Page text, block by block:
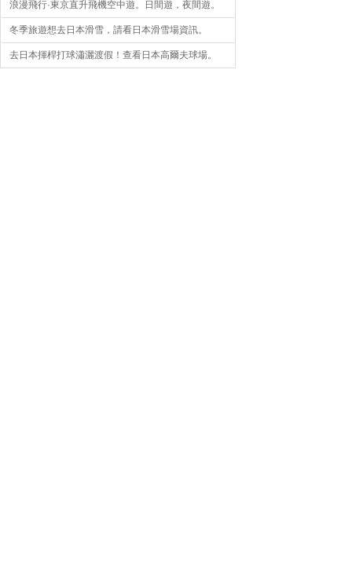
浪漫飛行·東京直升飛機空中遊。日間遊，夜間遊。
冬季旅遊想去日本滑雪，請看日本滑雪場資訊。
去日本揮桿打球瀟灑渡假！查看日本高爾夫球場。